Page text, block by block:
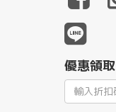
優惠領取